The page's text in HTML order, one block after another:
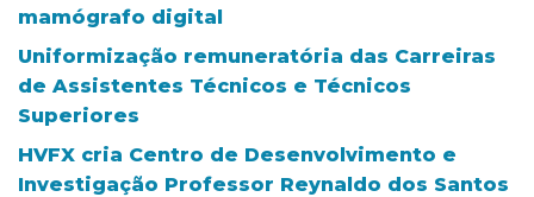
mamógrafo digital
Uniformização remuneratória das Carreiras
de Assistentes Técnicos e Técnicos
Superiores
HVFX cria Centro de Desenvolvimento e
Investigação Professor Reynaldo dos Santos